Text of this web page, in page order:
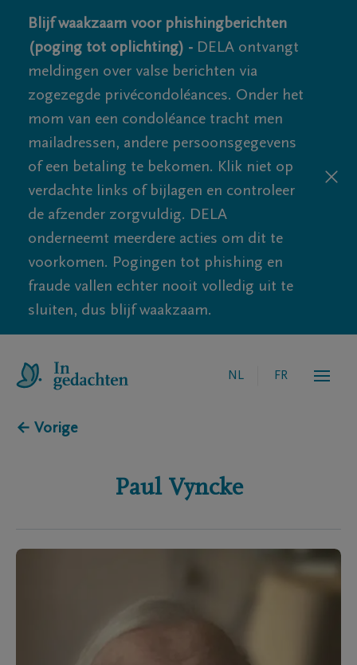
Blijf waakzaam voor phishingberichten
(poging tot oplichting) - DELA ontvangt
meldingen over valse berichten via
zogezegde privécondoléances. Onder het
mom van een condoléance tracht men
mailadressen, andere persoonsgegevens
of een betaling te bekomen. Klik niet op
verdachte links of bijlagen en controleer
de afzender zorgvuldig. DELA
onderneemt meerdere acties om dit te
voorkomen. Pogingen tot phishing en
fraude vallen echter nooit volledig uit te
sluiten, dus blijf waakzaam.
NL FR
← Vorige
Paul Vyncke